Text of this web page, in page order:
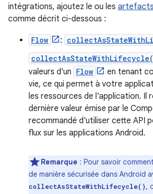
intégrations, ajoutez le ou les artefacts
comme décrit ci-dessous :
Flow :
valeurs d'un Flow
en tenant
vie, ce qui permet à votre
les ressources de l'application. Il
dernière valeur émise par le
recommandé d'utiliser cette API
flux sur les applications Android.
Remarque : Pour savoir
de manière sécurisée dans Android
collectAsStateWithLifecycle(),